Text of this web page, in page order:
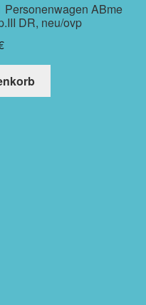
ABme
DR, neu/ovp